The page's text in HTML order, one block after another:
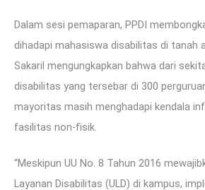
Dalam sesi pemaparan, PPDI
dihadapi mahasiswa disabilitas di tanah
Sakaril mengungkapkan bahwa dari
disabilitas yang tersebar di 300
mayoritas masih menghadapi kendala
fasilitas non-fisik.
“Meskipun UU No. 8 Tahun 2016
Layanan Disabilitas (ULD) di kampus,